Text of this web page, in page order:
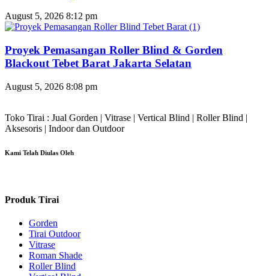
August 5, 2026 8:12 pm
Proyek Pemasangan Roller Blind & Gorden
Blackout Tebet Barat Jakarta Selatan
August 5, 2026 8:08 pm
Toko Tirai : Jual Gorden | Vitrase | Vertical Blind | Roller Blind |
Aksesoris | Indoor dan Outdoor
Kami Telah Diulas Oleh
Produk Tirai
Gorden
Tirai Outdoor
Vitrase
Roman Shade
Roller Blind